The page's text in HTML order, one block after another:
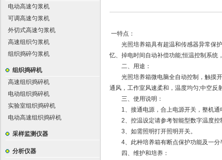
电动高速匀浆机
可调高速匀浆机
外切式高速匀浆机
高速组织匀浆机
组织捣碎匀浆机
组织捣碎机
高速组织捣碎机
电动组织捣碎机
实验室组织捣碎机
电动高速组织捣碎机
采样监测仪器
分析仪器
一特点：
光照培养箱具有超温和传感器异常保护
忆、掉电时间自动补偿功能;恒温控制系统
二、用途：
光照培养箱微电脑全自动控制，触摸开
通风，工作室风速柔和，温度均匀;中空反
三、使用说明：
1、接通电源，合上电源开关，整机通
2、控温设定请参考智能型数字温度控
3、如需照明打开照明开关。
4、此种培养箱有断点保护功能及一分
四、维护和培养：